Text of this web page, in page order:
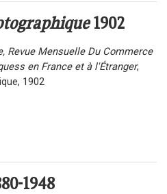
1902
Revue Mensuelle Du Commerce
en France et à l'Étranger,
1902
1948